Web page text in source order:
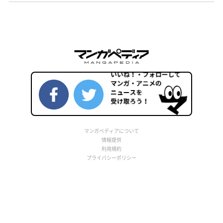
マンガペディアについて
情報提供
利用規約
プライバシーポリシー